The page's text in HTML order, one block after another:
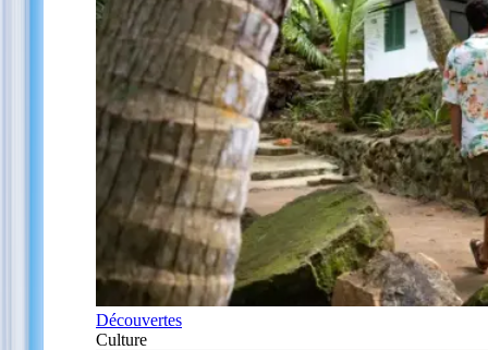
Découvertes
Culture